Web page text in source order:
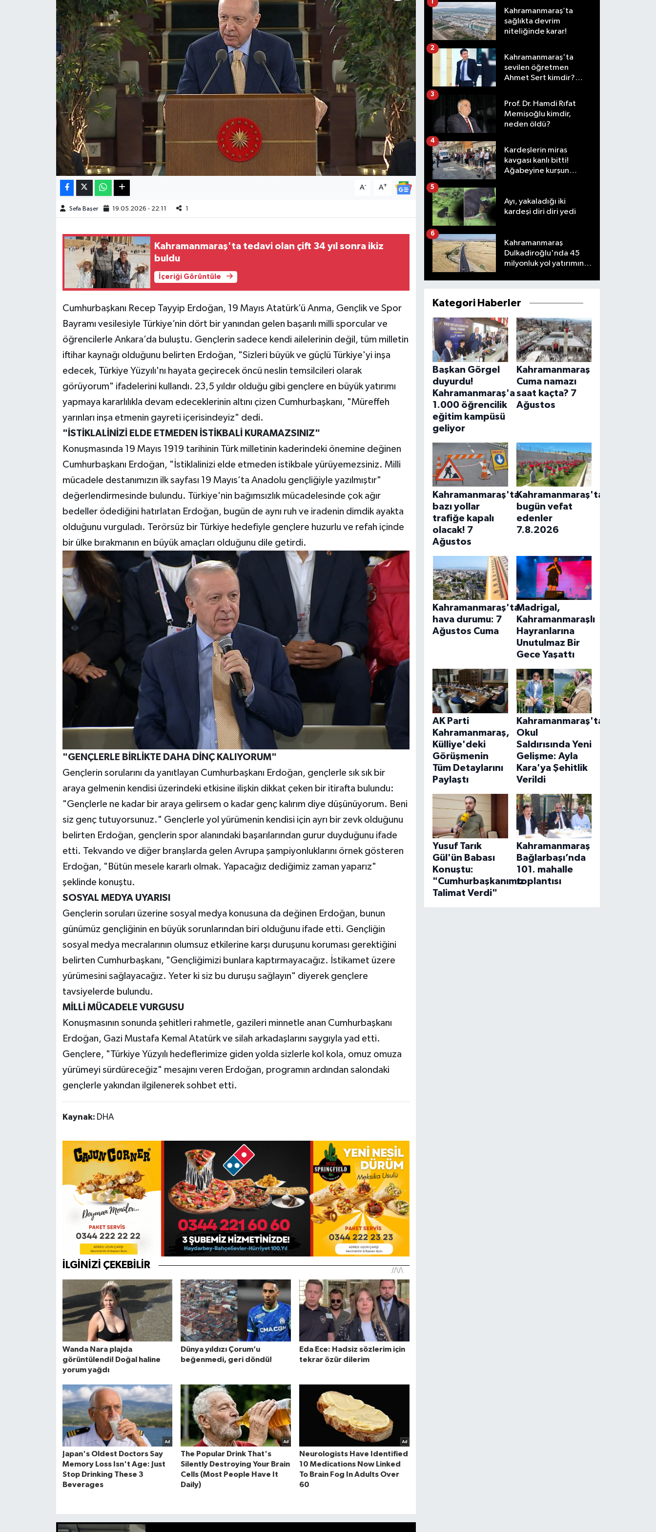
A- A+
Sefa Başer 19.05.2026 - 22:11 1
Kahramanmaraş'ta tedavi olan çift 34 yıl sonra ikiz
buldu
İçeriği Görüntüle
Cumhurbaşkanı Recep Tayyip Erdoğan, 19 Mayıs Atatürk’ü Anma, Gençlik ve Spor
Bayramı vesilesiyle Türkiye’nin dört bir yanından gelen başarılı milli sporcular ve
öğrencilerle Ankara’da buluştu. Gençlerin sadece kendi ailelerinin değil, tüm milletin
iftihar kaynağı olduğunu belirten Erdoğan, "Sizleri büyük ve güçlü Türkiye'yi inşa
edecek, Türkiye Yüzyılı'nı hayata geçirecek öncü neslin temsilcileri olarak
görüyorum" ifadelerini kullandı. 23,5 yıldır olduğu gibi gençlere en büyük yatırımı
yapmaya kararlılıkla devam edeceklerinin altını çizen Cumhurbaşkanı, "Müreffeh
yarınları inşa etmenin gayreti içerisindeyiz" dedi.
"İSTİKLALİNİZİ ELDE ETMEDEN İSTİKBALİ KURAMAZSINIZ"
Konuşmasında 19 Mayıs 1919 tarihinin Türk milletinin kaderindeki önemine değinen
Cumhurbaşkanı Erdoğan, "İstiklalinizi elde etmeden istikbale yürüyemezsiniz. Milli
mücadele destanımızın ilk sayfası 19 Mayıs’ta Anadolu gençliğiyle yazılmıştır"
değerlendirmesinde bulundu. Türkiye'nin bağımsızlık mücadelesinde çok ağır
bedeller ödediğini hatırlatan Erdoğan, bugün de aynı ruh ve iradenin dimdik ayakta
olduğunu vurguladı. Terörsüz bir Türkiye hedefiyle gençlere huzurlu ve refah içinde
bir ülke bırakmanın en büyük amaçları olduğunu dile getirdi.
"GENÇLERLE BİRLİKTE DAHA DİNÇ KALIYORUM"
Gençlerin sorularını da yanıtlayan Cumhurbaşkanı Erdoğan, gençlerle sık sık bir
araya gelmenin kendisi üzerindeki etkisine ilişkin dikkat çeken bir itirafta bulundu:
"Gençlerle ne kadar bir araya gelirsem o kadar genç kalırım diye düşünüyorum. Beni
siz genç tutuyorsunuz." Gençlerle yol yürümenin kendisi için ayrı bir zevk olduğunu
belirten Erdoğan, gençlerin spor alanındaki başarılarından gurur duyduğunu ifade
etti. Tekvando ve diğer branşlarda gelen Avrupa şampiyonluklarını örnek gösteren
Erdoğan, "Bütün mesele kararlı olmak. Yapacağız dediğimiz zaman yaparız"
şeklinde konuştu.
SOSYAL MEDYA UYARISI
Gençlerin soruları üzerine sosyal medya konusuna da değinen Erdoğan, bunun
günümüz gençliğinin en büyük sorunlarından biri olduğunu ifade etti. Gençliğin
sosyal medya mecralarının olumsuz etkilerine karşı duruşunu koruması gerektiğini
belirten Cumhurbaşkanı, "Gençliğimizi bunlara kaptırmayacağız. İstikamet üzere
yürümesini sağlayacağız. Yeter ki siz bu duruşu sağlayın" diyerek gençlere
tavsiyelerde bulundu.
MİLLİ MÜCADELE VURGUSU
Konuşmasının sonunda şehitleri rahmetle, gazileri minnetle anan Cumhurbaşkanı
Erdoğan, Gazi Mustafa Kemal Atatürk ve silah arkadaşlarını saygıyla yad etti.
Gençlere, "Türkiye Yüzyılı hedeflerimize giden yolda sizlerle kol kola, omuz omuza
yürümeyi sürdüreceğiz" mesajını veren Erdoğan, programın ardından salondaki
gençlerle yakından ilgilenerek sohbet etti.
Kaynak: DHA
Kahramanmaraş’ta
sağlıkta devrim
niteliğinde karar!
1
Kahramanmaraş'ta
sevilen öğretmen
Ahmet Sert kimdir?
2
Prof. Dr. Hamdi Rıfat
Memişoğlu kimdir,
neden öldü?
3
Kardeşlerin miras
kavgası kanlı bitti!
Ağabeyine kurşun
4
Ayı, yakaladığı iki
kardeşi diri diri yedi
5
Kahramanmaraş
Dulkadiroğlu'nda 45
milyonluk yol yatırımını
6
Kategori Haberler
Başkan Görgel
duyurdu!
Kahramanmaraş'a
1.000 öğrencilik
eğitim kampüsü
geliyor
Kahramanmaraş
Cuma namazı
saat kaçta? 7
Ağustos
Kahramanmaraş'ta
bazı yollar
trafiğe kapalı
olacak! 7
Ağustos
Kahramanmaraş'ta
bugün vefat
edenler
7.8.2026
Kahramanmaraş'ta
hava durumu: 7
Ağustos Cuma
Madrigal,
Kahramanmaraşlı
Hayranlarına
Unutulmaz Bir
Gece Yaşattı
AK Parti
Kahramanmaraş,
Külliye'deki
Görüşmenin
Tüm Detaylarını
Paylaştı
Kahramanmaraş'taki
Okul
Saldırısında Yeni
Gelişme: Ayla
Kara'ya Şehitlik
Verildi
Yusuf Tarık
Gül'ün Babası
Konuştu:
"Cumhurbaşkanımız
Talimat Verdi"
Kahramanmaraş
Bağlarbaşı’nda
101. mahalle
toplantısı
Haberde İnsan
Kültür Sanat
Magazin
Manşet Altı
Manşetler
Resmi İlan
SürManşet
KAHRAMANMARAŞ